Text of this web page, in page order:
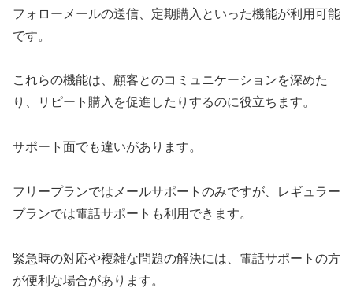
フォローメールの送信、定期購入といった機能が利用可能
です。
これらの機能は、顧客とのコミュニケーションを深めた
り、リピート購入を促進したりするのに役立ちます。
サポート面でも違いがあります。
フリープランではメールサポートのみですが、レギュラー
プランでは電話サポートも利用できます。
緊急時の対応や複雑な問題の解決には、電話サポートの方
が便利な場合があります。